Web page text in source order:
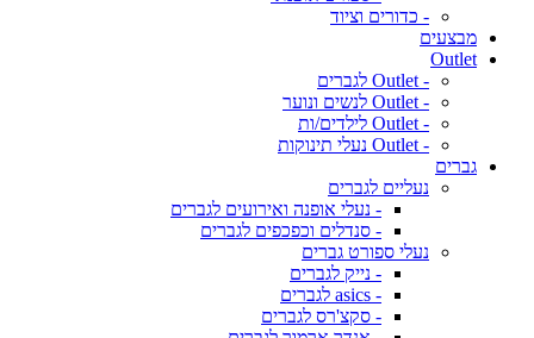
- כדורים וציוד
מבצעים
Outlet
- Outlet לגברים
- Outlet לנשים ונוער
- Outlet לילדים/ות
- Outlet נעלי תינוקות
גברים
נעליים לגברים
- נעלי אופנה ואירועים לגברים
- סנדלים וכפכפים לגברים
נעלי ספורט גברים
- נייק לגברים
- asics לגברים
- סקצ'רס לגברים